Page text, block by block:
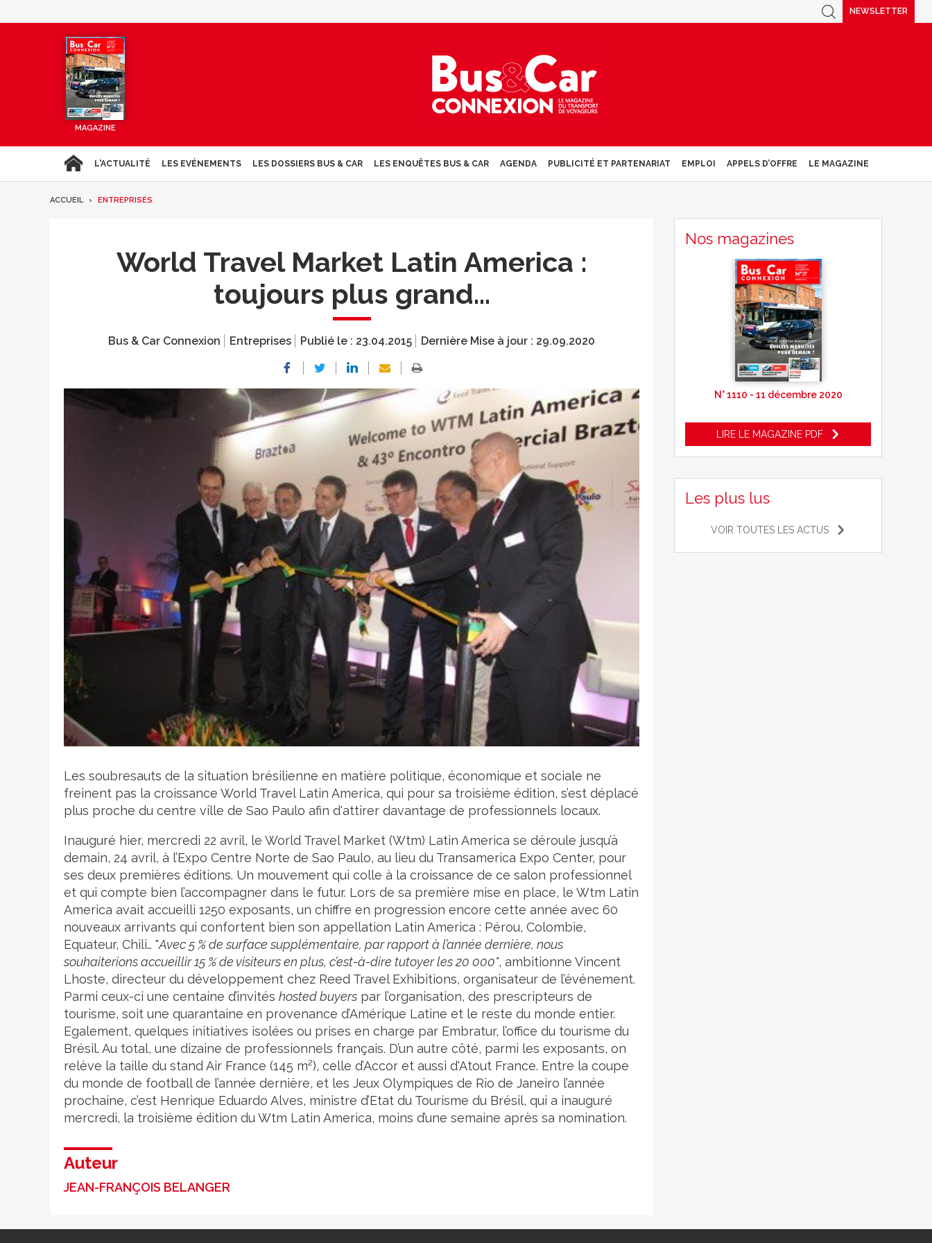
NEWSLETTER
MAGAZINE
L'ACTUALITÉ LES EVÉNEMENTS LES DOSSIERS BUS & CAR LES ENQUÊTES BUS & CAR AGENDA PUBLICITÉ ET PARTENARIAT EMPLOI APPELS D’OFFRE LE MAGAZINE
ACCUEIL ENTREPRISES
World Travel Market Latin America :
toujours plus grand...
Bus & Car Connexion Entreprises Publié le : 23.04.2015 Dernière Mise à jour : 29.09.2020
Crédit photo
Les soubresauts de la situation brésilienne en matière politique, économique et sociale ne
freinent pas la croissance World Travel Latin America, qui pour sa troisième édition, s’est déplacé
plus proche du centre ville de Sao Paulo afin d'attirer davantage de professionnels locaux.
Inauguré hier, mercredi 22 avril, le World Travel Market (Wtm) Latin America se déroule jusqu’à
demain, 24 avril, à l’Expo Centre Norte de Sao Paulo, au lieu du Transamerica Expo Center, pour
ses deux premières éditions. Un mouvement qui colle à la croissance de ce salon professionnel
et qui compte bien l’accompagner dans le futur. Lors de sa première mise en place, le Wtm Latin
America avait accueilli 1250 exposants, un chiffre en progression encore cette année avec 60
nouveaux arrivants qui confortent bien son appellation Latin America : Pérou, Colombie,
Equateur, Chili… "Avec 5 % de surface supplémentaire, par rapport à l’année dernière, nous
souhaiterions accueillir 15 % de visiteurs en plus, c’est-à-dire tutoyer les 20 000", ambitionne Vincent
Lhoste, directeur du développement chez Reed Travel Exhibitions, organisateur de l’événement.
Parmi ceux-ci une centaine d’invités hosted buyers par l’organisation, des prescripteurs de
tourisme, soit une quarantaine en provenance d’Amérique Latine et le reste du monde entier.
Egalement, quelques initiatives isolées ou prises en charge par Embratur, l’office du tourisme du
Brésil. Au total, une dizaine de professionnels français. D’un autre côté, parmi les exposants, on
relève la taille du stand Air France (145 m²), celle d’Accor et aussi d'Atout France. Entre la coupe
du monde de football de l’année dernière, et les Jeux Olympiques de Rio de Janeiro l’année
prochaine, c’est Henrique Eduardo Alves, ministre d’Etat du Tourisme du Brésil, qui a inauguré
mercredi, la troisième édition du Wtm Latin America, moins d’une semaine après sa nomination.
Auteur
JEAN-FRANÇOIS BELANGER
Nos magazines
N° 1110 - 11 décembre 2020
LIRE LE MAGAZINE PDF
Les plus lus
VOIR TOUTES LES ACTUS